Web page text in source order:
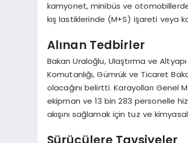
kamyonet, minibüs ve
kış lastiklerinde (M+S) işareti veya
Alınan Tedbirler
Bakan Uraloğlu, Ulaştırma ve
Komutanlığı, Gümrük ve Ticaret
olacağını belirtti. Karayolları Genel
ekipman ve 13 bin 283 personelle
akışını sağlamak için tuz ve